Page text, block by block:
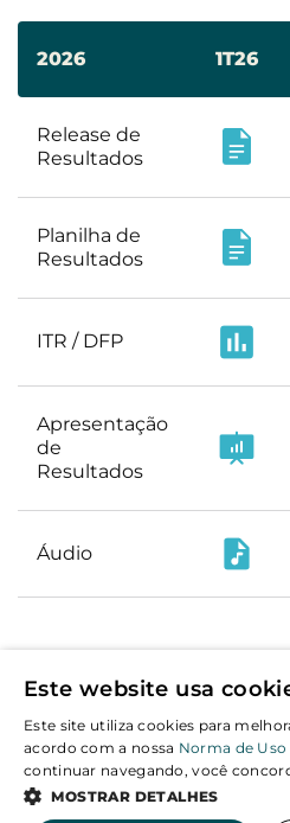
2026 1T26
Release de
Resultados
Planilha de
Resultados
ITR / DFP
Apresentação
de
Resultados
Áudio
Este website usa
Este site utiliza cookies para
acordo com a nossa Norma de Uso
continuar navegando, você
MOSTRAR DETALHES